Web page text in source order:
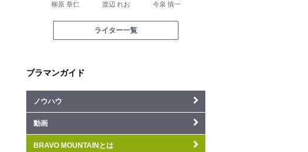
柳原 章仁 渡辺 れお 今泉 慎一
ライター一覧
ブラマンガイド
ノウハウ
動画
BRAVO MOUNTAINとは